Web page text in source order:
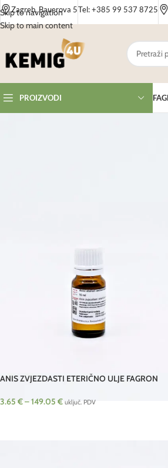
Skip to navigation
Skip to main content
Zagreb, Bauerova 5Tel: +385 99 537 8725
PROIZVODI
ANIS ZVJEZDASTI ETERIČNO ULJE FAGRON
3.65 €–149.05 € uključ. PDV